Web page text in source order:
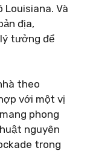
Và
địa,
tưởng để
theo
với một vị
phong
nguyên
trong